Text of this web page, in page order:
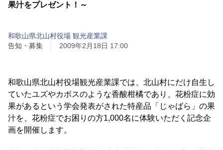
果汁をプレゼント！～
和歌山県北山村役場 観光産業課
告知・募集
2009年2月18日 17:00
和歌山県北山村役場観光産業課では、北山村にだけ自生し
ていたユズやカボスのような香酸柑橘であり、花粉症に効
果があるという学会発表がされた特産品「じゃばら」の果
汁を、花粉症でお困りの方1,000名に体験いただく記念企
画を開催します。